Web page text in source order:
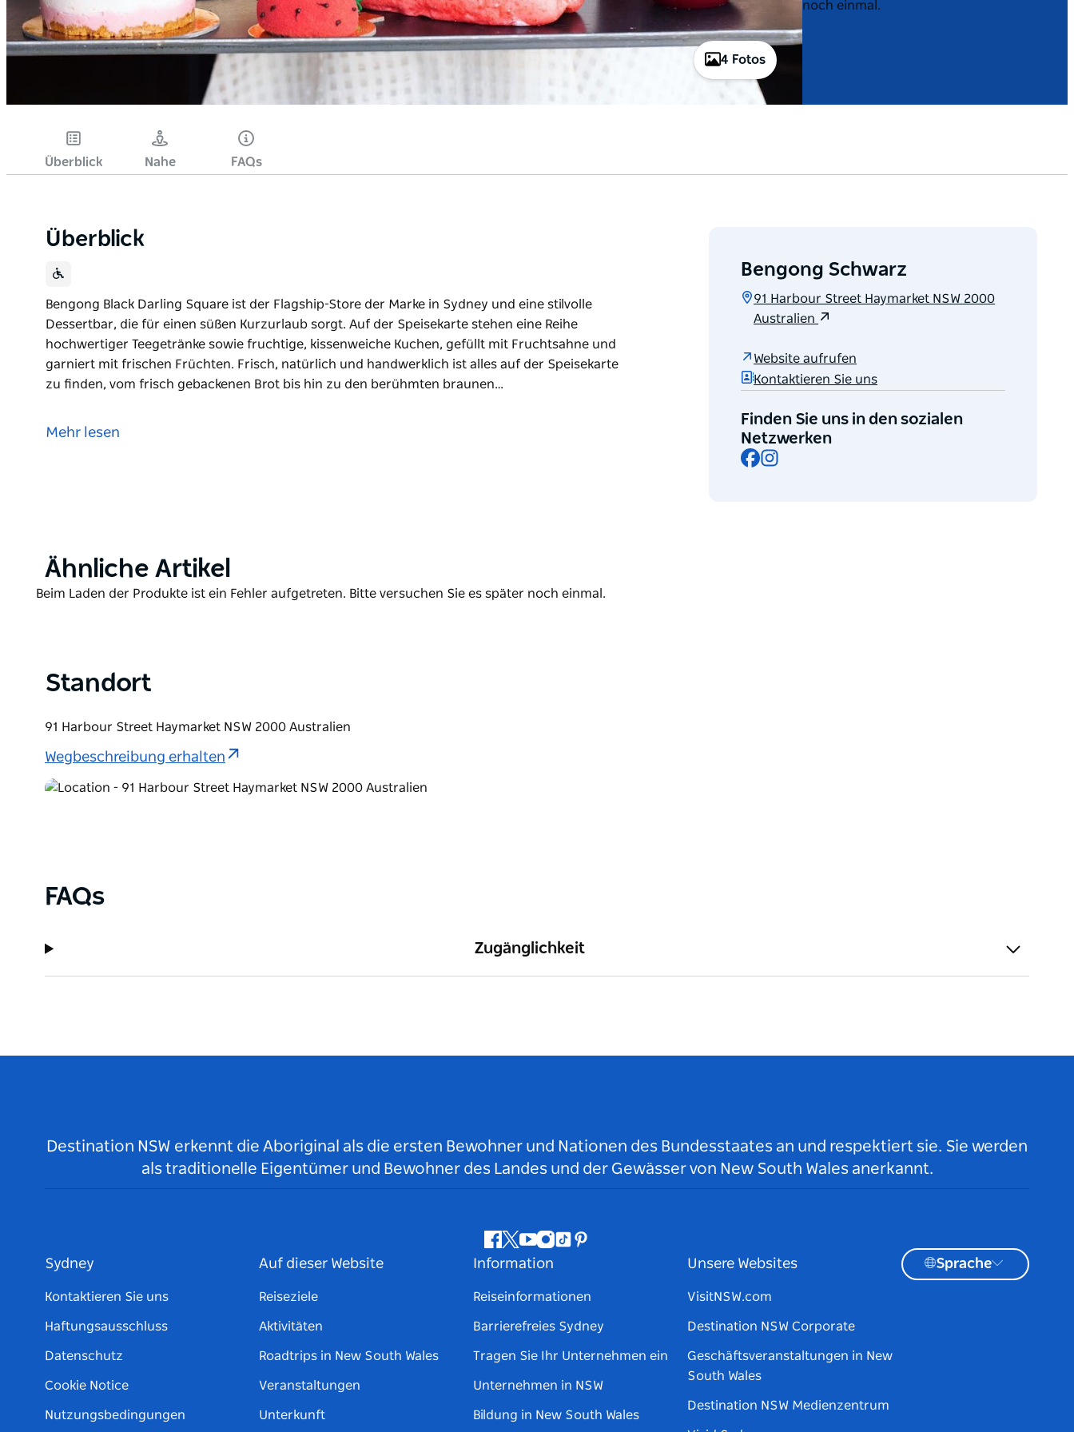
4 Fotos
noch einmal.
Überblick Nahe FAQs
Überblick
Bengong Black Darling Square ist der Flagship-Store der Marke in Sydney und eine stilvolle
Dessertbar, die für einen süßen Kurzurlaub sorgt. Auf der Speisekarte stehen eine Reihe
hochwertiger Teegetränke sowie fruchtige, kissenweiche Kuchen, gefüllt mit Fruchtsahne und
garniert mit frischen Früchten. Frisch, natürlich und handwerklich ist alles auf der Speisekarte
zu finden, vom frisch gebackenen Brot bis hin zu den berühmten braunen…
Dessertbar, die für einen süßen Kurzurlaub sorgt. Auf der Speisekarte stehen eine Reihe
Mehr lesen
Bengong Schwarz
91 Harbour Street Haymarket NSW 2000
Australien
Website aufrufen
Kontaktieren Sie uns
Finden Sie uns in den sozialen
Netzwerken
Facebook
Product
Ähnliche Artikel
Product
Beim Laden der Produkte ist ein Fehler aufgetreten. Bitte versuchen Sie es später noch einmal.
Standort
91 Harbour Street Haymarket NSW 2000 Australien
Wegbeschreibung erhalten
FAQs
Zugänglichkeit
Destination NSW erkennt die Aboriginal als die ersten Bewohner und Nationen des Bundesstaates an und respektiert sie. Sie werden
als traditionelle Eigentümer und Bewohner des Landes und der Gewässer von New South Wales anerkannt.
Facebook
Twitter
YouTube
Instagram
TikTokPinterest
Sydney
Kontaktieren Sie uns
Haftungsausschluss
Datenschutz
Cookie Notice
Nutzungsbedingungen
Auf dieser Website
Reiseziele
Aktivitäten
Roadtrips in New South Wales
Veranstaltungen
Unterkunft
Information
Reiseinformationen
Barrierefreies Sydney
Tragen Sie Ihr Unternehmen ein
Unternehmen in NSW
Bildung in New South Wales
Unsere Websites
VisitNSW.com
Destination NSW Corporate
Geschäftsveranstaltungen in New
South Wales
Destination NSW Medienzentrum
Sprache